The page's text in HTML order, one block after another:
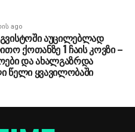
ago
აუცილებლად
ქოთანზე 1 ჩაის კოვზი –
და ახალგაზრდა
წელი ყვავილობაში